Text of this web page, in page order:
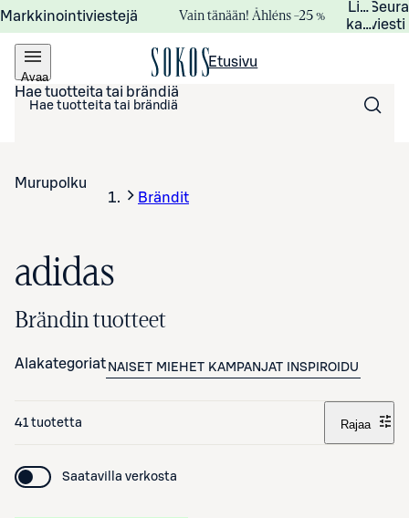
Markkinointiviestejä Vain tänään! Åhléns –25 %
viesti
Avaa
valikko
Etusivu
Hae tuotteita tai brändiä
Murupolku
Brändit
adidas
Brändin tuotteet
Alakategoriat NAISET MIEHET KAMPANJAT INSPIROIDU
41 tuotetta Rajaa
Saatavilla verkosta